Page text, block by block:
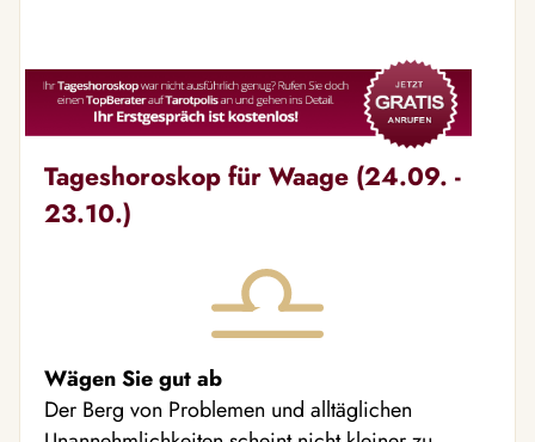
Tageshoroskop für Waage (24.09. -
23.10.)
Wägen Sie gut ab
Der Berg von Problemen und alltäglichen